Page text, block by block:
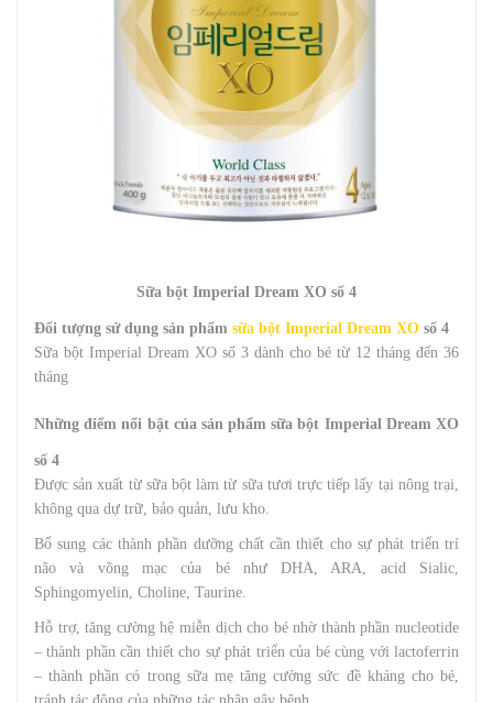
Sữa bột Imperial Dream XO số 4
Đối tượng sử dụng sản phẩm sữa bột Imperial Dream XO số 4
Sữa bột Imperial Dream XO số 3 dành cho bé từ 12 tháng đến 36
tháng
Những điểm nổi bật của sản phẩm sữa bột Imperial Dream XO
số 4
Được sản xuất từ sữa bột làm từ sữa tươi trực tiếp lấy tại nông trại,
không qua dự trữ, bảo quản, lưu kho.
Bổ sung các thành phần dưỡng chất cần thiết cho sự phát triển trí
não và võng mạc của bé như DHA, ARA, acid Sialic,
Sphingomyelin, Choline, Taurine.
Hỗ trợ, tăng cường hệ miễn dịch cho bé nhờ thành phần nucleotide
– thành phần cần thiết cho sự phát triển của bé cùng với lactoferrin
– thành phần có trong sữa mẹ tăng cường sức đề kháng cho bé,